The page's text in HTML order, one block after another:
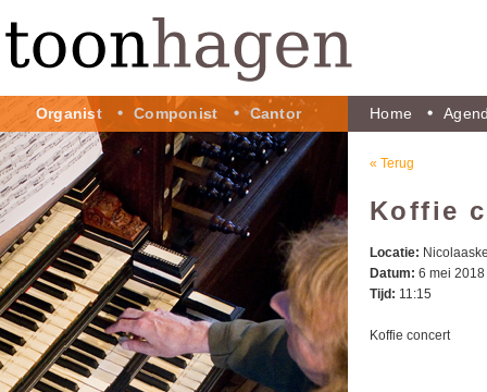
Home
Organist Componist Cantor
« Terug
Koffie
Locatie:
Datum: 6 mei 2018
Tijd: 11:15
Koffie concert